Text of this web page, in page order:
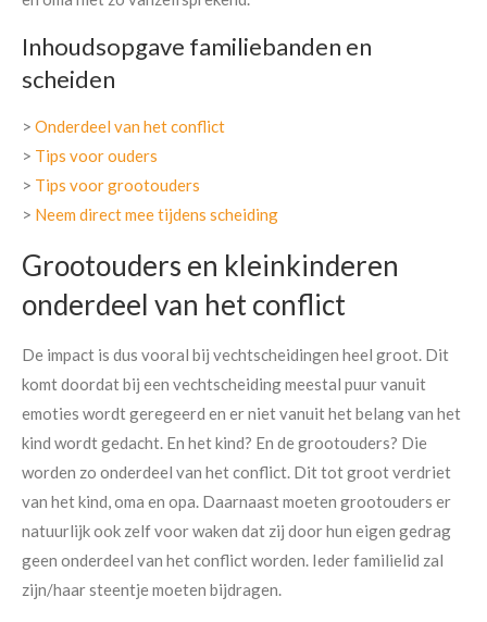
Inhoudsopgave familiebanden en
scheiden
> Onderdeel van het conflict
> Tips voor ouders
> Tips voor grootouders
> Neem direct mee tijdens scheiding
Grootouders en kleinkinderen
onderdeel van het conflict
De impact is dus vooral bij vechtscheidingen heel groot. Dit
komt doordat bij een vechtscheiding meestal puur vanuit
emoties wordt geregeerd en er niet vanuit het belang van het
kind wordt gedacht. En het kind? En de grootouders? Die
worden zo onderdeel van het conflict. Dit tot groot verdriet
van het kind, oma en opa. Daarnaast moeten grootouders er
natuurlijk ook zelf voor waken dat zij door hun eigen gedrag
geen onderdeel van het conflict worden. Ieder familielid zal
zijn/haar steentje moeten bijdragen.